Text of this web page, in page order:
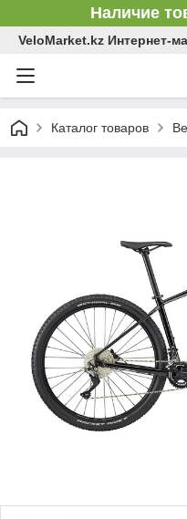
Наличие
VeloMarket.kz Интернет-
Каталог товаров